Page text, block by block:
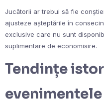
Jucătorii ar trebui să fie
ajusteze așteptările în
exclusive care nu sunt
suplimentare de economisire.
Tendințe